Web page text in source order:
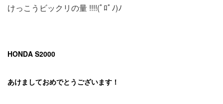
けっこうビックリの量 !!!!(ﾟﾛﾟﾉ)ﾉ
HONDA S2000
あけましておめでとうございます！